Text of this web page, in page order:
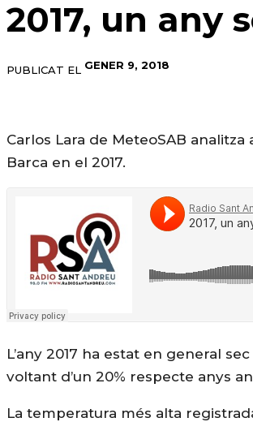
2017, un any
PUBLICAT EL GENER 9, 2018
Carlos Lara de MeteoSAB
Barca en el 2017.
L’any 2017 ha estat en general
voltant d’un 20% respecte anys
La temperatura més alta